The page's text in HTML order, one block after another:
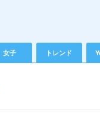
女子 トレンド